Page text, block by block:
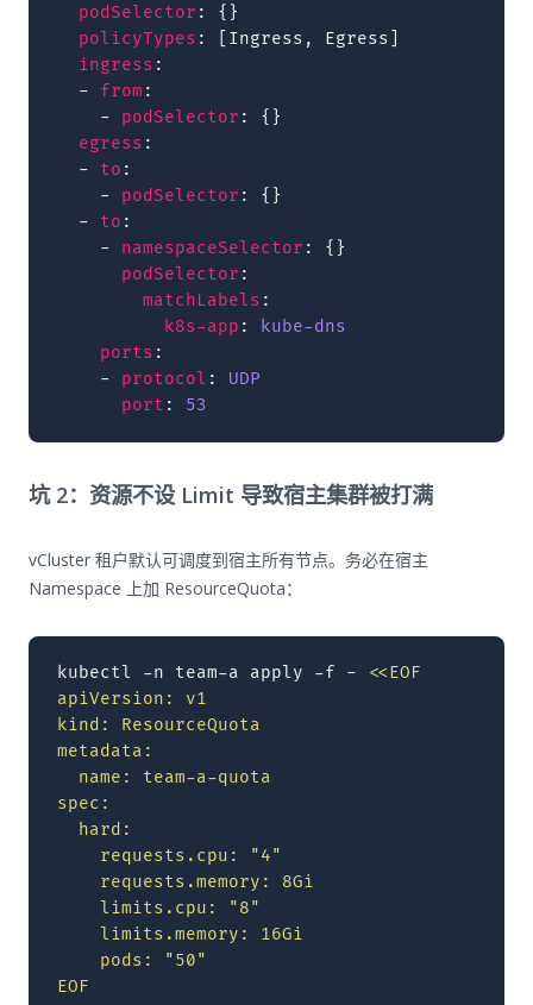
podSelector :
{}
policyTypes : Ingress , Egress
ingress :
-
from :
-
podSelector :
{}
egress :
-
to :
-
podSelector :
{}
-
to :
-
namespaceSelector :
{}
podSelector :
matchLabels :
k8s-app :
kube-dns
ports :
-
protocol :
UDP
port : 53
坑 2：资源不设 Limit 导致宿主集群被打满
vCluster 租户默认可调度到宿主所有节点。务必在宿主
Namespace 上加 ResourceQuota：
kubectl -n team-a apply -f -
<<EOF
apiVersion: v1
kind: ResourceQuota
metadata:
  name: team-a-quota
spec:
  hard:
    requests.cpu: "4"
    requests.memory: 8Gi
    limits.cpu: "8"
    limits.memory: 16Gi
    pods: "50"
EOF